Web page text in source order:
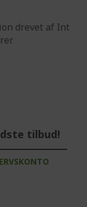
drevet af Int
tilbud!